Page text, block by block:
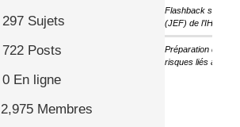
297 Sujets
722 Posts
0 En ligne
2,975 Membres
Flashback sur les
(JEF) de l’IHF
Préparation des
risques liés au